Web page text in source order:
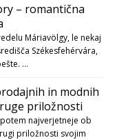
– romantična
Máriavölgy, le nekaj
Székesfehérvára,
…
in modnih
priložnosti
najverjetneje ob
priložnosti svojim